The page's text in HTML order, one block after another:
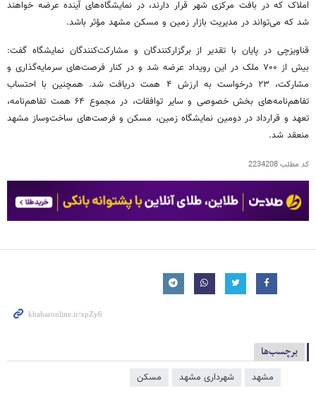
املاک که در بافت مرکزی شهر قرار دارند، در نمایشگاه‌های آینده عرضه خواهند
شد که می‌تواند در مدیریت بازار زمین و مسکن مشهد مؤثر باشد.
قناویزچی در پایان با تقدیر از برگزارکنندگان و مشارکت‌کنندگان نمایشگاه گفت:
بیش از ۷۰۰ ملک در این رویداد عرضه شد و در کنار فرصت‌های سرمایه‌گذاری و
مشارکت، ۲۳ درخواست به ارزش ۴ همت دریافت شد. همچنین با احتساب
تفاهم‌نامه‌های بخش خصوصی و سایر توافقات، در مجموع ۶۴ همت تفاهم‌نامه،
تعهد و قرارداد در دومین نمایشگاه زمین، مسکن و فرصت‌های ساخت‌وساز مشهد
منعقد شد.
کد مطلب2234208
برچسب‌ها
مشهد شهرداری مشهد مسکن